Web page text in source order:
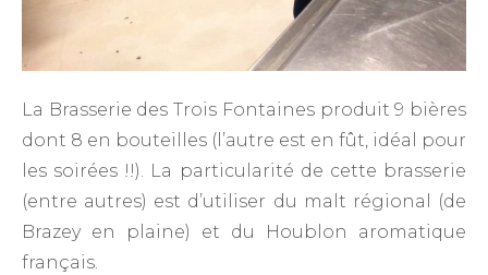
La Brasserie des Trois Fontaines produit 9 bières
dont 8 en bouteilles (l’autre est en fût, idéal pour
les soirées !!). La particularité de cette brasserie
(entre autres) est d’utiliser du malt régional (de
Brazey en plaine) et du Houblon aromatique
français.